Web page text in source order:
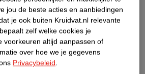
product heeft (nog) geen Nature
jou de beste acties en aanbiedingen
je ook buiten Kruidvat.nl relevante
zelf welke cookies je
voorkeuren altijd aanpassen of
over hoe we je gegevens
Privacybeleid.